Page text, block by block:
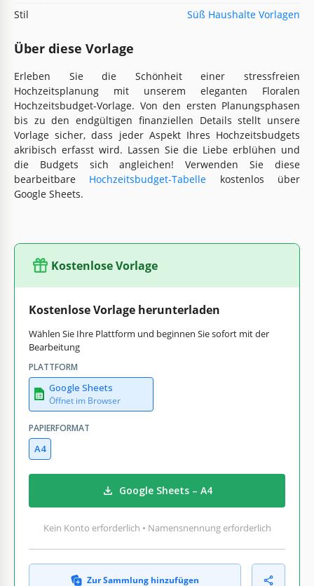
Stil
Süß Haushalte Vorlagen
Über diese Vorlage
Erleben Sie die Schönheit einer stressfreien
Hochzeitsplanung mit unserem eleganten Floralen
Hochzeitsbudget-Vorlage. Von den ersten Planungsphasen
bis zu den endgültigen finanziellen Details stellt unsere
Vorlage sicher, dass jeder Aspekt Ihres Hochzeitsbudgets
akribisch erfasst wird. Lassen Sie die Liebe erblühen und
die Budgets sich angleichen! Verwenden Sie diese
bearbeitbare Hochzeitsbudget-Tabelle kostenlos über
Google Sheets.
Kostenlose Vorlage
Kostenlose Vorlage herunterladen
Wählen Sie Ihre Plattform und beginnen Sie sofort mit der
Bearbeitung
PLATTFORM
Google Sheets
Öffnet im Browser
PAPIERFORMAT
A4
Google Sheets – A4
Kein Konto erforderlich • Namensnennung erforderlich
Zur Sammlung hinzufügen